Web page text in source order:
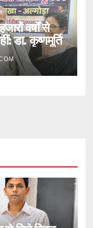
वर्षों से
डा. कृष्णमूर्ति